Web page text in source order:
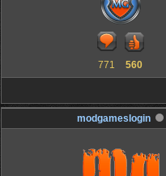
771 560
modgameslogin